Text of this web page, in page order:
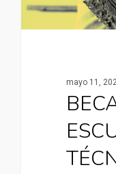
mayo 11,